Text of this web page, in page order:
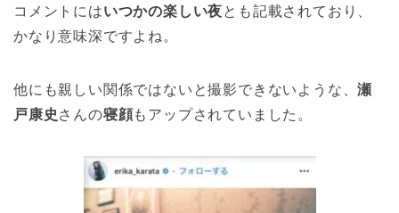
コメントにはいつかの楽しい夜とも記載されており、
かなり意味深ですよね。
他にも親しい関係ではないと撮影できないような、瀬
戸康史 さんの寝顔もアップされていました。